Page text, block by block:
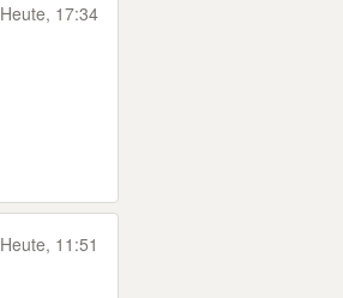
Heute, 17:34
Heute, 11:51